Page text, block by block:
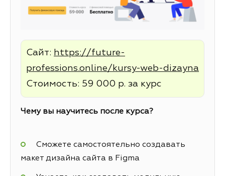
Сайт: https://future-
professions.online/kursy-web-dizayna
Стоимость: 59 000 р. за курс
Чему вы научитесь после курса?
Сможете самостоятельно создавать
макет дизайна сайта в Figma